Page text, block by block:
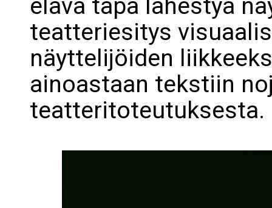
elävä tapa lähestyä
teatteriesitys
näyttelijöiden
ainoastaan tekstiin
teatteritoteutuksesta.